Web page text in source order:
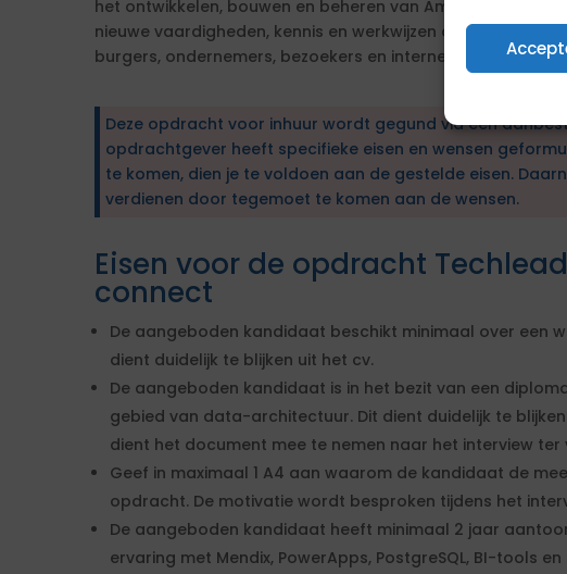
het ontwikkelen, bouwen en beheren van Amsterdam. Er
nieuwe vaardigheden, kennis en werkwijzen om data om te
burgers, ondernemers, bezoekers en interne
Deze opdracht voor inhuur wordt gegund via een
opdrachtgever heeft specifieke eisen en wensen
te komen, dien je te voldoen aan de gestelde eisen.
verdienen door tegemoet te komen aan de wensen.
Eisen voor de opdracht
connect
De aangeboden kandidaat beschikt minimaal over een
dient duidelijk te blijken uit het cv.
De aangeboden kandidaat is in het bezit van een
gebied van data-architectuur. Dit dient duidelijk te
dient het document mee te nemen naar het interview ter
Geef in maximaal 1 A4 aan waarom de kandidaat de
opdracht. De motivatie wordt besproken tijdens het
De aangeboden kandidaat heeft minimaal 2 jaar
ervaring met Mendix, PowerApps, PostgreSQL, BI-tools en